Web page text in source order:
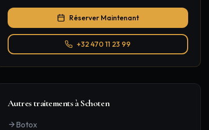
Réserver Maintenant
+32 470 11 23 99
Autres traitements àSchoten
Botox